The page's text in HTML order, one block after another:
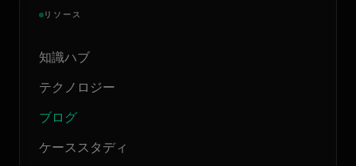
リソース
知識ハブ
テクノロジー
ブログ
ケーススタディ